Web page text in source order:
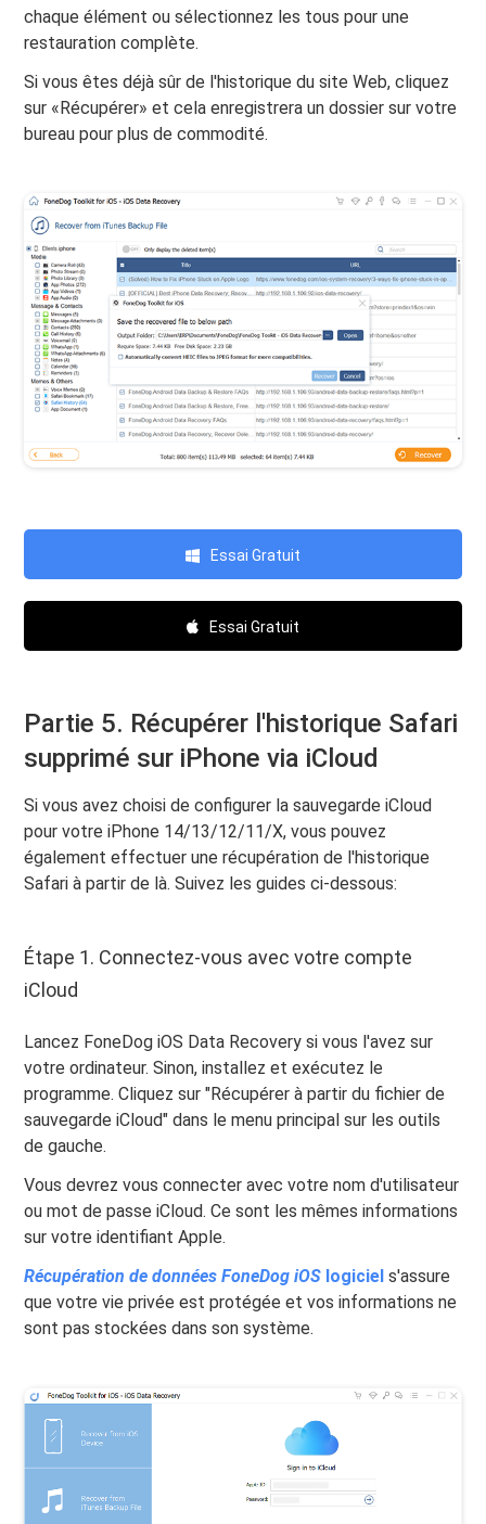
chaque élément ou sélectionnez les tous pour une
restauration complète.
Si vous êtes déjà sûr de l'historique du site Web, cliquez
sur «Récupérer» et cela enregistrera un dossier sur votre
bureau pour plus de commodité.
Essai Gratuit
Essai Gratuit
Partie 5. Récupérer l'historique Safari
supprimé sur iPhone via iCloud
Si vous avez choisi de configurer la sauvegarde iCloud
pour votre iPhone 14/13/12/11/X, vous pouvez
également effectuer une récupération de l'historique
Safari à partir de là. Suivez les guides ci-dessous:
Étape 1. Connectez-vous avec votre compte
iCloud
Lancez FoneDog iOS Data Recovery si vous l'avez sur
votre ordinateur. Sinon, installez et exécutez le
programme. Cliquez sur "Récupérer à partir du fichier de
sauvegarde iCloud" dans le menu principal sur les outils
de gauche.
Vous devrez vous connecter avec votre nom d'utilisateur
ou mot de passe iCloud. Ce sont les mêmes informations
sur votre identifiant Apple.
Récupération de données FoneDog iOS logiciel s'assure
que votre vie privée est protégée et vos informations ne
sont pas stockées dans son système.